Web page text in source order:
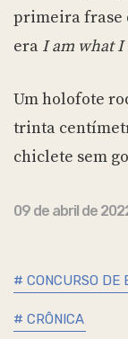
primeira frase
era I am what I
Um holofote
trinta
chiclete sem
09 de abril de
# CONCURSO DE
# CRÔNICA